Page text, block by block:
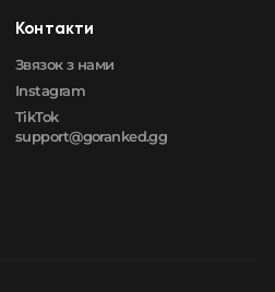
Контакти
Звязок з нами
Instagram
TikTok
support@goranked.gg